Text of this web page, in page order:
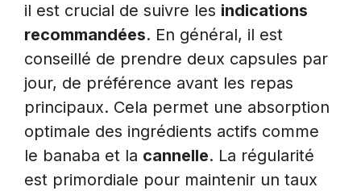
il est crucial de suivre les indications
recommandées. En général, il est
conseillé de prendre deux capsules par
jour, de préférence avant les repas
principaux. Cela permet une absorption
optimale des ingrédients actifs comme
le banaba et la cannelle. La régularité
est primordiale pour maintenir un taux